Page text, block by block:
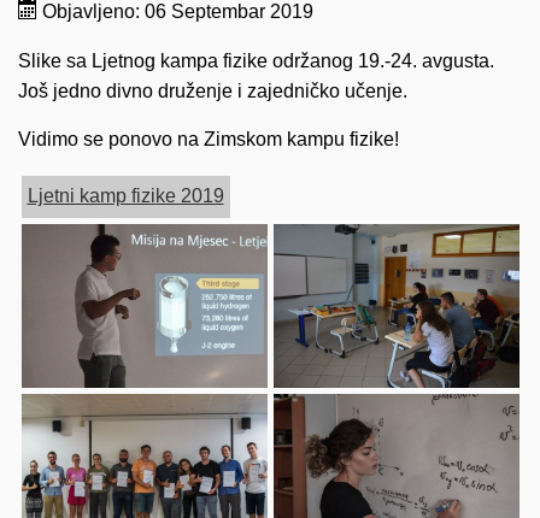
Objavljeno: 06 Septembar 2019
Slike sa Ljetnog kampa fizike održanog 19.-24. avgusta.
Još jedno divno druženje i zajedničko učenje.
Vidimo se ponovo na Zimskom kampu fizike!
Ljetni kamp fizike 2019